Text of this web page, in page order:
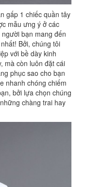
gấp 1 chiếc quần tây
mẫu ưng ý ở các
bạn mang đến
Bởi, chúng tôi
với bề dày kinh
mà còn luôn đặt cái
phục sao cho bạn
nhanh chóng chiếm
bởi lựa chọn chúng
chàng trai hay